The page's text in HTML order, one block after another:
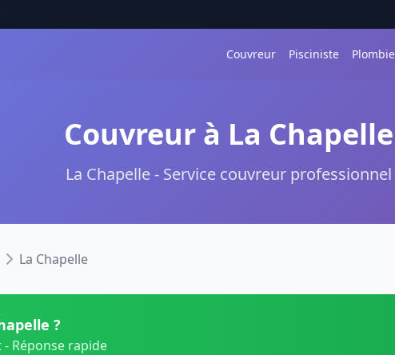
Couvreur Pisciniste
Couvreur à La Chapelle
La Chapelle - Service couvreur professionnel
La Chapelle
?
Réponse rapide